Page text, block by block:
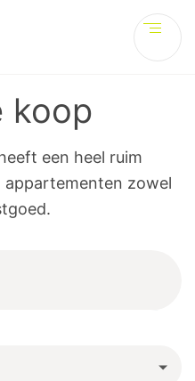
koop
een heel ruim
zowel